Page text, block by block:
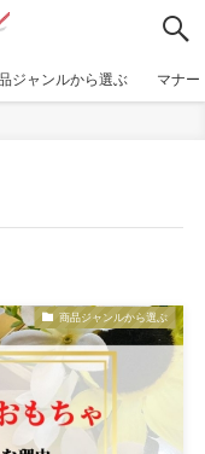
ジャンルから選ぶ マナー
商品ジャンルから選ぶ